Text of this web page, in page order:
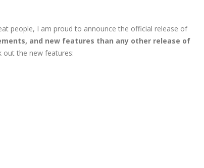
people, I am proud to announce the official release of
and new features than any other release of
out the new features: